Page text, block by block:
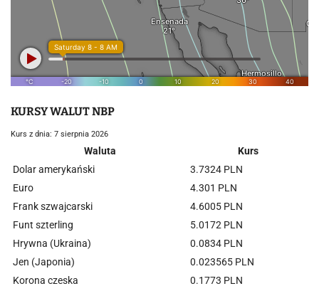
KURSY WALUT NBP
Kurs z dnia: 7 sierpnia 2026
Waluta
Kurs
Dolar amerykański
3.7324 PLN
Euro
4.301 PLN
Frank szwajcarski
4.6005 PLN
Funt szterling
5.0172 PLN
Hrywna (Ukraina)
0.0834 PLN
Jen (Japonia)
0.023565 PLN
Korona czeska
0.1773 PLN